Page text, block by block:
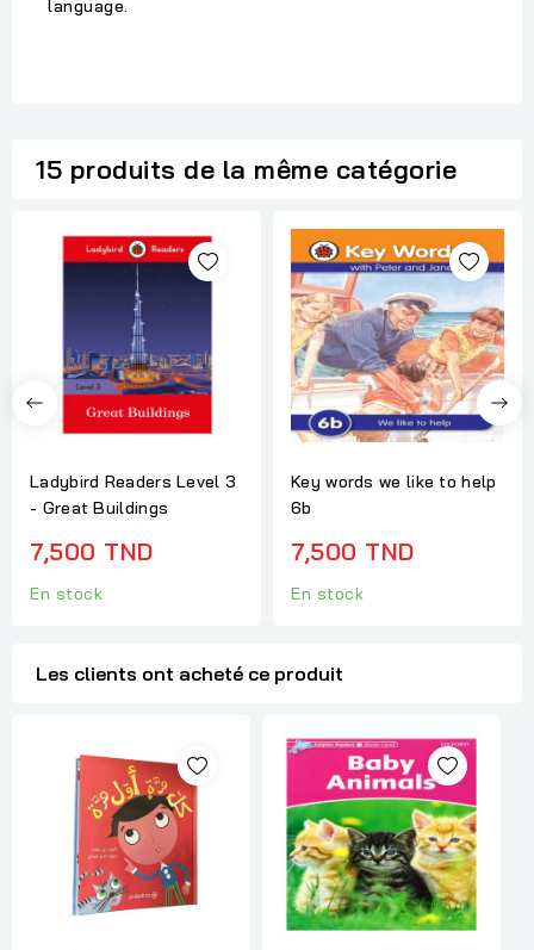
language.
15 produits de la même catégorie
Ladybird Readers Level 3
- Great Buildings
7,500 TND
En stock
Key words we like to help
6b
7,500 TND
En stock
Les clients ont acheté ce produit